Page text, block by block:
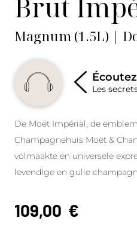
Magnum (1.5L) |
Écoutez
Les
De Moët Impérial, de
Champagnehuis Moët &
volmaakte en universele
levendige en gulle
109,00 €